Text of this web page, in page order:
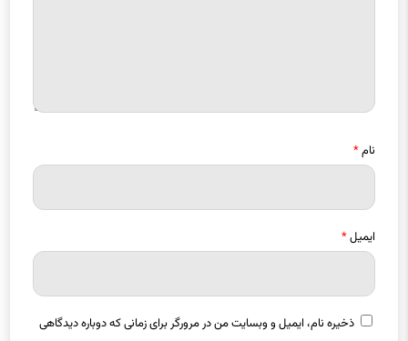
نام*
ایمیل*
ذخیره نام، ایمیل و وبسایت من در مرورگر برای زمانی که دوباره دیدگاهی